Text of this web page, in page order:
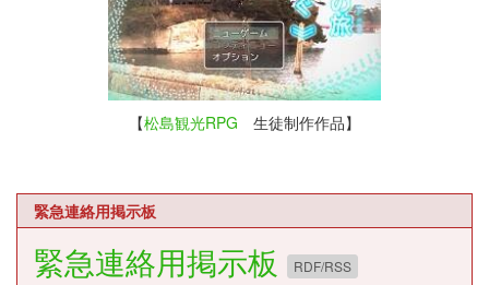
【松島観光RPG 生徒制作作品】
緊急連絡用掲示板
緊急連絡用掲示板 RDF/RSS